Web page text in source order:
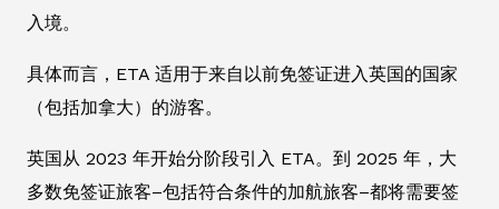
入境。
具体而言，ETA 适用于来自以前免签证进入英国的国家
（包括加拿大）的游客。
英国从 2023 年开始分阶段引入 ETA。到 2025 年，大
多数免签证旅客–包括符合条件的加航旅客–都将需要签